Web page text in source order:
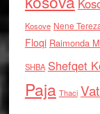
Kosove Nene
Floqi Raimonda
SHBA Shefqet
Paja Thaci